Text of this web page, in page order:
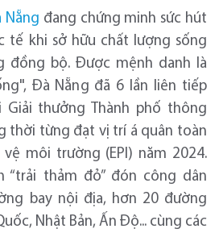
Nẵng đang chứng minh sức hút
tế khi sở hữu chất lượng sống
đồng bộ. Được mệnh danh là
Đà Nẵng đã 6 lần liên tiếp
thưởng Thành phố thông
thời từng đạt vị trí á quân toàn
môi trường (EPI) năm 2024.
“trải thảm đỏ” đón công dân
bay nội địa, hơn 20 đường
Nhật Bản, Ấn Độ... cùng các